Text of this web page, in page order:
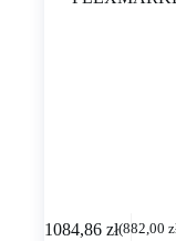
1084,86zł(882,00